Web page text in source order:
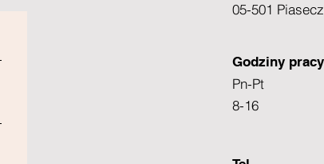
05-501
Godziny pracy
Pn-Pt
8-16